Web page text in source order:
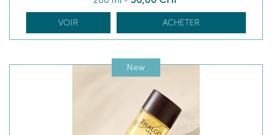
VOIR ACHETER
New